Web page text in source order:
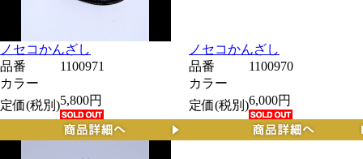
ノセコかんざし
ノセコかんざし
品番
1100971
カラー
定価(税別)5,800円
品番
1100970
カラー
定価(税別)6,000円